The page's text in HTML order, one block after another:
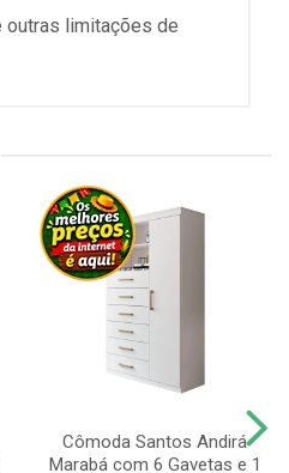
outras limitações de
Cômoda Santos Andirá
Marabá com 6 Gavetas e 1